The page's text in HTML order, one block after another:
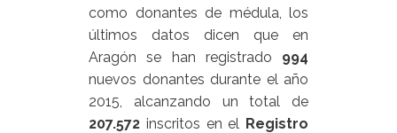
como donantes de médula, los
últimos datos dicen que en
Aragón se han registrado 994
nuevos donantes durante el año
2015, alcanzando un total de
207.572 inscritos en el Registro